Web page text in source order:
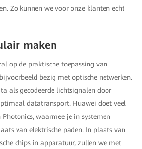
Zo kunnen we voor onze klanten echt
maken
op de praktische toepassing van
bezig met optische netwerken.
als gecodeerde lichtsignalen door
datatransport. Huawei doet veel
Photonics, waarmee je in systemen
van elektrische paden. In plaats van
chips in apparatuur, zullen we met